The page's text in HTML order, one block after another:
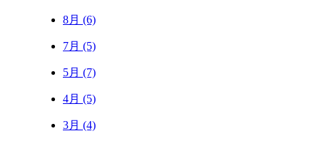
8月 (6)
7月 (5)
5月 (7)
4月 (5)
3月 (4)